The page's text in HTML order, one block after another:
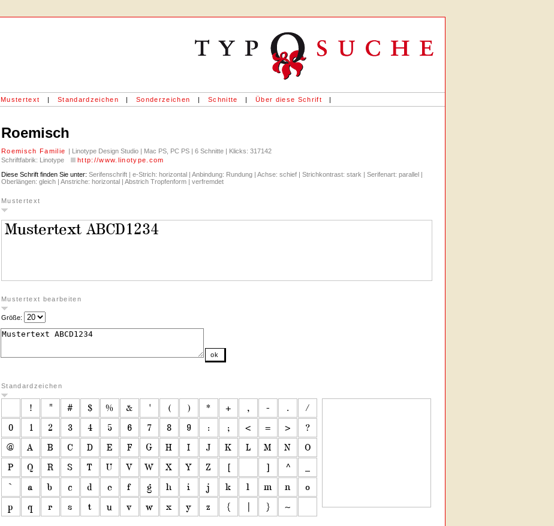
Mustertext | Standardzeichen | Sonderzeichen | Schnitte | Über diese Schrift |
Roemisch
Roemisch Familie | Linotype Design Studio | Mac PS, PC PS | 6 Schnitte | Klicks: 317142
Schriftfabrik: Linotype
http://www.linotype.com
Diese Schrift finden Sie unter: Serifenschrift | e-Strich: horizontal | Anbindung: Rundung | Achse: schief | Strichkontrast: stark | Serifenart: parallel |
Oberlängen: gleich | Anstriche: horizontal | Abstrich Tropfenform | verfremdet
Mustertext
Mustertext bearbeiten
Größe:
ok
Standardzeichen